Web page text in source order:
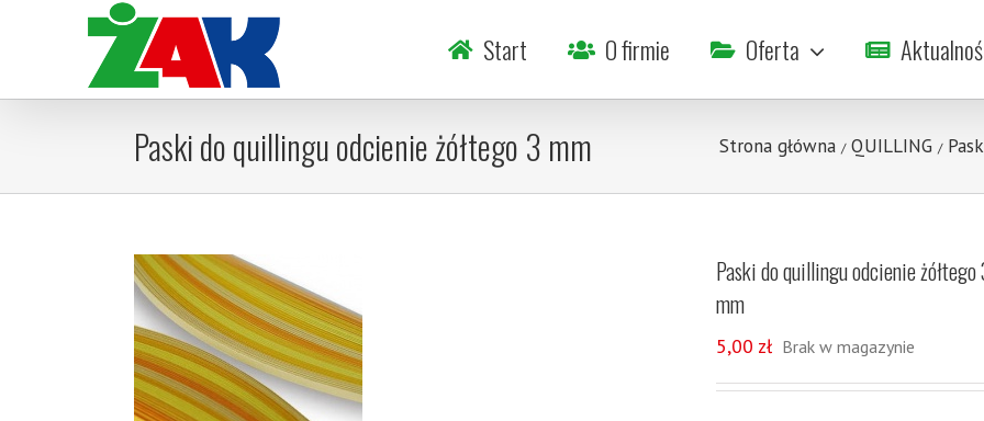
Start O firmie Oferta
Paski do quillingu odcienie żółtego 3 mm Strona główna / QUILLING /
Paski do quillingu odcienie żółtego
mm
5,00 zł Brak w magazynie